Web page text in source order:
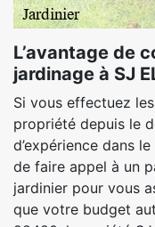
L’avantage de
jardinage à SJ
Si vous effectuez
propriété depuis le
d’expérience dans
de faire appel à un
jardinier pour vous
que votre budget